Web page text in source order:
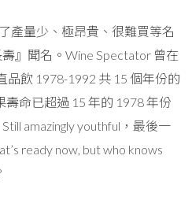
產量少、極昂貴、很難買等名
』聞名。Wine Spectator 曾在
品飲 1978-1992 共 15 個年份的
命已超過 15 年的 1978 年份
amazingly youthful，最後一
ready now, but who knows